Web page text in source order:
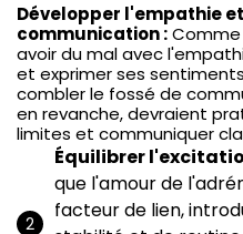
Développer l'empathie
communication :Comme
avoir du mal avec
et exprimer ses
combler le fossé de
en revanche, devraient
limites et communiquer
Équilibrer
que l'amour de
facteur de lien,